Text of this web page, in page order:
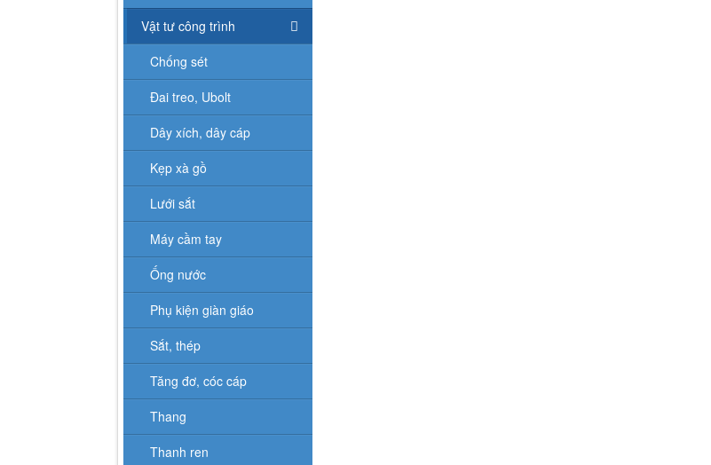
Vật tư công trình
Chống sét
Đai treo, Ubolt
Dây xích, dây cáp
Kẹp xà gồ
Lưới sắt
Máy cầm tay
Ống nước
Phụ kiện giàn giáo
Sắt, thép
Tăng đơ, cóc cáp
Thang
Thanh ren